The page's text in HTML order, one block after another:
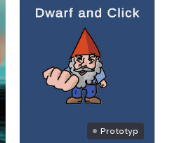
Prototyp